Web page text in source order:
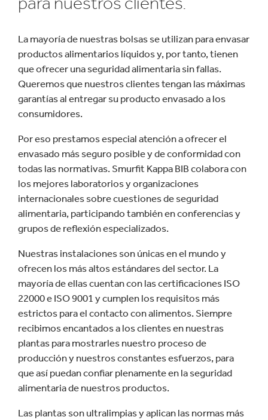
La mayoría de nuestras bolsas se utilizan para envasar
productos alimentarios líquidos y, por tanto, tienen
que ofrecer una seguridad alimentaria sin fallas.
Queremos que nuestros clientes tengan las máximas
garantías al entregar su producto envasado a los
consumidores.
Por eso prestamos especial atención a ofrecer el
envasado más seguro posible y de conformidad con
todas las normativas. Smurfit Kappa BIB colabora con
los mejores laboratorios y organizaciones
internacionales sobre cuestiones de seguridad
alimentaria, participando también en conferencias y
grupos de reflexión especializados.
Nuestras instalaciones son únicas en el mundo y
ofrecen los más altos estándares del sector. La
mayoría de ellas cuentan con las certificaciones ISO
22000 e ISO 9001 y cumplen los requisitos más
estrictos para el contacto con alimentos. Siempre
recibimos encantados a los clientes en nuestras
plantas para mostrarles nuestro proceso de
producción y nuestros constantes esfuerzos, para
que así puedan confiar plenamente en la seguridad
alimentaria de nuestros productos.
Las plantas son ultralimpias y aplican las normas más